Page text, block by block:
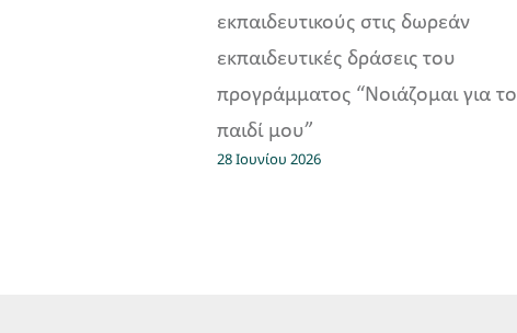
εκπαιδευτικούς στις δωρεάν
εκπαιδευτικές δράσεις του
προγράμματος “Νοιάζομαι για το
παιδί μου”
28 Ιουνίου 2026